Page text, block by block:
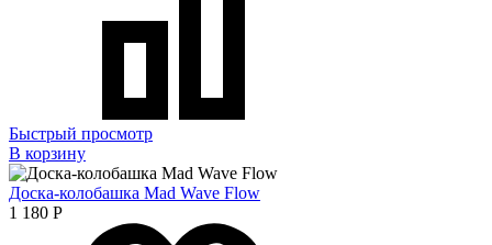
Быстрый просмотр
В корзину
Доска-колобашка Mad Wave Flow
1 180 Р